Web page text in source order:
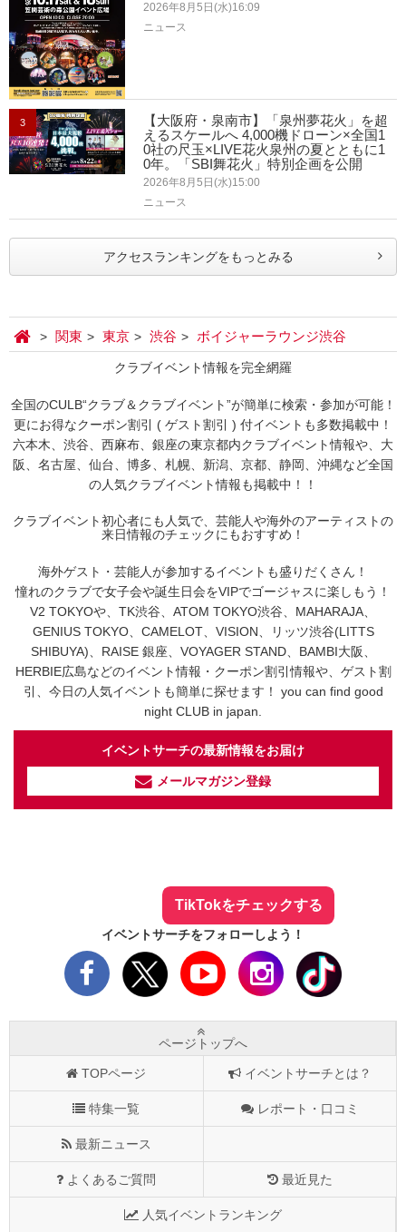
2026年8月5日(水)16:09
ニュース
3
【大阪府・泉南市】「泉州夢花火」を超
えるスケールへ 4,000機ドローン×全国1
0社の尺玉×LIVE花火泉州の夏とともに1
0年。「SBI舞花火」特別企画を公開
2026年8月5日(水)15:00
ニュース
アクセスランキングをもっとみる
関東 東京 渋谷 ボイジャーラウンジ渋谷
クラブイベント情報を完全網羅
全国のCULB“クラブ＆クラブイベント”が簡単に検索・参加が可能！
更にお得なクーポン割引 ( ゲスト割引 ) 付イベントも多数掲載中！
六本木、渋谷、西麻布、銀座の東京都内クラブイベント情報や、大
阪、名古屋、仙台、博多、札幌、新潟、京都、静岡、沖縄など全国
の人気クラブイベント情報も掲載中！！
クラブイベント初心者にも人気で、芸能人や海外のアーティストの
来日情報のチェックにもおすすめ！
海外ゲスト・芸能人が参加するイベントも盛りだくさん！
憧れのクラブで女子会や誕生日会をVIPでゴージャスに楽しもう！
V2 TOKYOや、TK渋谷、ATOM TOKYO渋谷、MAHARAJA、
GENIUS TOKYO、CAMELOT、VISION、リッツ渋谷(LITTS
SHIBUYA)、RAISE 銀座、VOYAGER STAND、BAMBI大阪、
HERBIE広島などのイベント情報・クーポン割引情報や、ゲスト割
引、今日の人気イベントも簡単に探せます！ you can find good
night CLUB in japan.
イベントサーチの最新情報をお届け
メールマガジン登録
TikTokをチェックする
イベントサーチをフォローしよう！
ページトップへ
TOPページ イベントサーチとは？
特集一覧 レポート・口コミ
最新ニュース
よくあるご質問 最近見た
人気イベントランキング